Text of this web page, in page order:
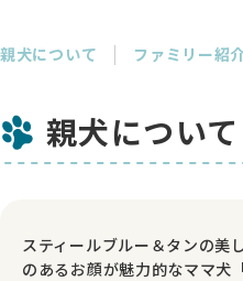
親犬について ファミリー紹
親犬について
スティールブルー＆タンの美
のあるお顔が魅力的なママ犬